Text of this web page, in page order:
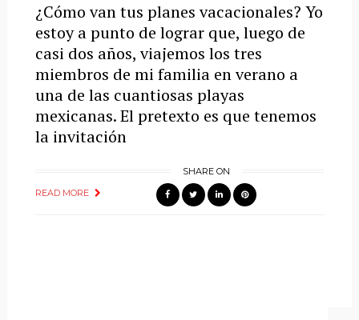
¿Cómo van tus planes vacacionales? Yo
estoy a punto de lograr que, luego de
casi dos años, viajemos los tres
miembros de mi familia en verano a
una de las cuantiosas playas
mexicanas. El pretexto es que tenemos
la invitación
READ MORE
SHARE ON